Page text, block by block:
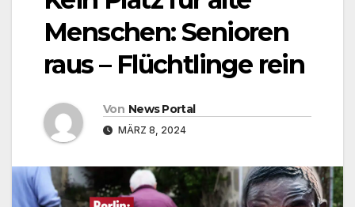
Menschen: Senioren
raus – Flüchtlinge rein
Von News Portal
MÄRZ 8, 2024